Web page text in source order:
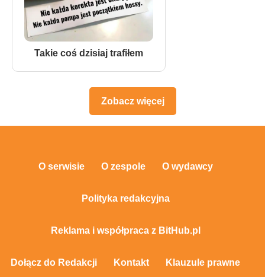
Takie coś dzisiaj trafiłem
Zobacz więcej
O serwisie O zespole O wydawcy
Polityka redakcyjna
Reklama i współpraca z BitHub.pl
Dołącz do Redakcji Kontakt Klauzule prawne